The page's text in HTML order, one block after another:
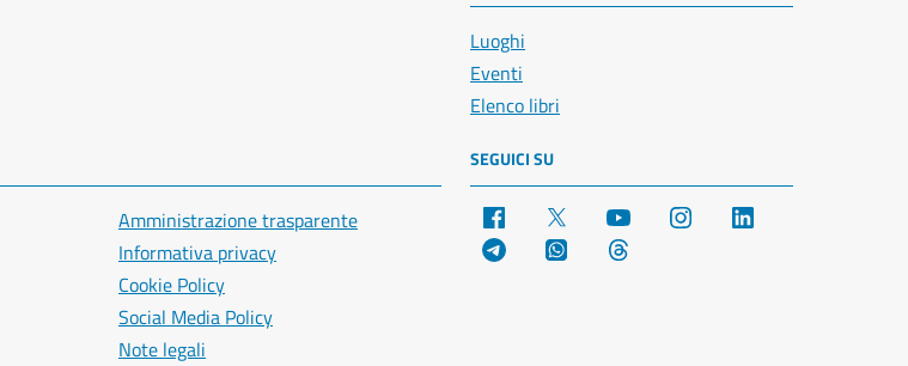
Luoghi
Eventi
Elenco libri
Amministrazione trasparente
Informativa privacy
Cookie Policy
Social Media Policy
Note legali
SEGUICI SU
Facebook YouTube Instagram
Telegram WhatsApp